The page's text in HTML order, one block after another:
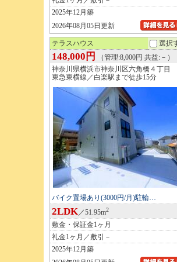
2025年12月築
2026年08月05日更新
テラスハウス 選択
148,000円
（管理:8,000円 共益:－）
神奈川県横浜市神奈川区六角橋４丁目
東急東横線／白楽駅まで徒歩15分
バイク置場あり(3000円/月)駐輪…
2LDK／51.95m2
敷金・保証金1ヶ月
礼金1ヶ月／敷引－
2025年12月築